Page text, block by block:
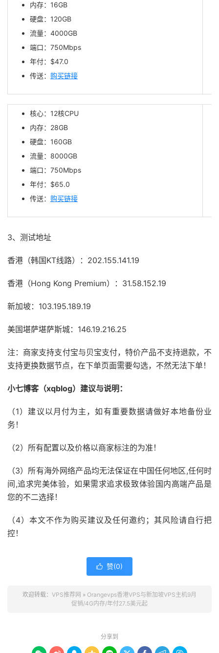
内存：16GB
硬盘：120GB
流量：4000GB
端口：750Mbps
年付：$47.0
传送： 购买链接
核心：12核CPU
内存：28GB
硬盘：160GB
流量：8000GB
端口：750Mbps
年付：$65.0
传送： 购买链接
3、测试地址
香港（韩国KT线路）：202.155.141.19
香港（Hong Kong Premium）：31.58.152.19
新加坡：103.195.189.19
美国堪萨堪萨斯城：146.19.216.25
注：商家支持支付宝与贝宝支付，特价产品不支持退款，不
支持更换数据节点，在下单页面需要勾选，不然无法下单！
小七博客（xqblog）建议与说明：
（1）建议以月付为主，如有重要数据请做好本地备份业
务！
（2）所有配置以及价格以商家标注的为准！
（3）所有海外网络产品均无法保证在中国任何地区,任何时
间,追求完美体验，如果需求追求极致体验国内高端产品是
您的不二选择！
（4）本文不作为购买建议及任何邀约；其风险请自行把
控！
 赞(0)
欢迎转载： VPS推荐网 » Orangevps香港VPS与新加坡VPS主机9月
促销/4G内存/年付27.5美元起
分享到